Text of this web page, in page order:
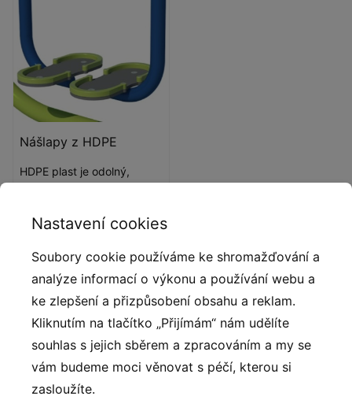
Nášlapy z HDPE
HDPE plast je odolný,
Popis produktu
Povzbuďte děti k venkovním aktivitám s našimi mini
posilovnami (řada OFK) – navrženými tak, aby byly
zábavné i bezpečné! Naše vybavení klade důraz na
bezpečnost dětí, protože děti často napodobují
dospělé při používání tradičních venkovních posiloven,
Nastavení cookies
Soubory cookie používáme ke shromažďování a
analýze informací o výkonu a používání webu a
ke zlepšení a přizpůsobení obsahu a reklam.
Kliknutím na tlačítko „Přijímám“ nám udělíte
souhlas s jejich sběrem a zpracováním a my se
vám budeme moci věnovat s péčí, kterou si
zasloužíte.